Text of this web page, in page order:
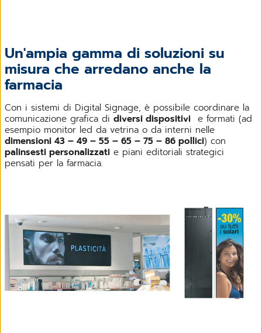
Un'ampia gamma di soluzioni su
misura che arredano anche la
farmacia
Con i sistemi di Digital Signage, è possibile coordinare la
comunicazione grafica di diversi dispositivi e formati (ad
esempio monitor led da vetrina o da interni nelle
dimensioni 43 – 49 – 55 – 65 – 75 – 86 pollici) con
palinsesti personalizzati e piani editoriali strategici
pensati per la farmacia.